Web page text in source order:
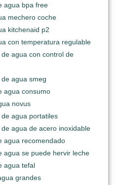
agua bpa free
mechero coche
kitchenaid p2
con temperatura regulable
agua con control de
agua smeg
agua consumo
novus
agua portatiles
agua de acero inoxidable
agua recomendado
agua se puede hervir leche
agua tefal
grandes